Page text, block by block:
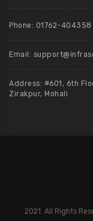
Phone: 01762-
Email:
Address: #601, 6th
Zirakpur, Mohali
2021. All Rights